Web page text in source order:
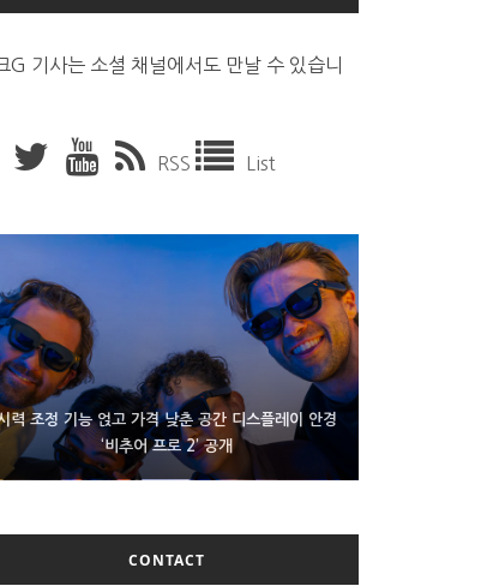
G 기사는 소셜 채널에서도 만날 수 있습니
RSS List
력 조정 기능 얹고 가격 낮춘 공간 디스플레이 안경
‘비추어 프로 2’ 공개
램 부족에 10억달러어치 아이폰18 프로세서 패키징
대기 중
300~400달러 반지형 스피커 준비하는 오픈AI
CONTACT